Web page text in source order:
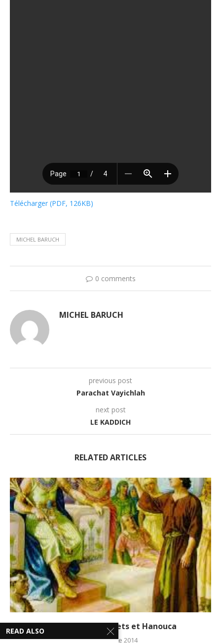
Télécharger (PDF, 126KB)
MICHEL BARUCH
0 comments
MICHEL BARUCH
previous post
Parachat Vayichlah
next post
LE KADDICH
RELATED ARTICLES
La Paracha de Mikets et Hanouca
24 décembre 2014
READ ALSO